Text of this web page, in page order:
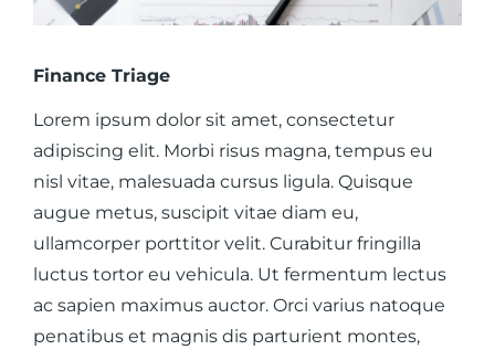
Finance Triage
Lorem ipsum dolor sit amet, consectetur
adipiscing elit. Morbi risus magna, tempus eu
nisl vitae, malesuada cursus ligula. Quisque
augue metus, suscipit vitae diam eu,
ullamcorper porttitor velit. Curabitur fringilla
luctus tortor eu vehicula. Ut fermentum lectus
ac sapien maximus auctor. Orci varius natoque
penatibus et magnis dis parturient montes,